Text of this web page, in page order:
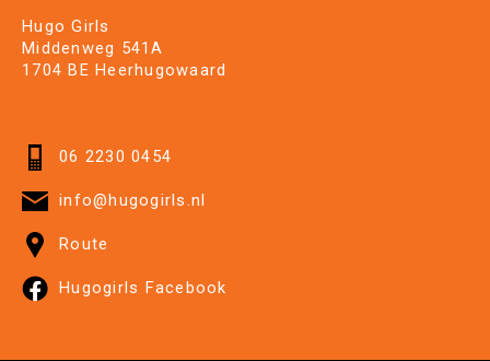
Hugo Girls
Middenweg 541A
1704 BE Heerhugowaard
06 2230 0454
info@hugogirls.nl
Route
Hugogirls Facebook